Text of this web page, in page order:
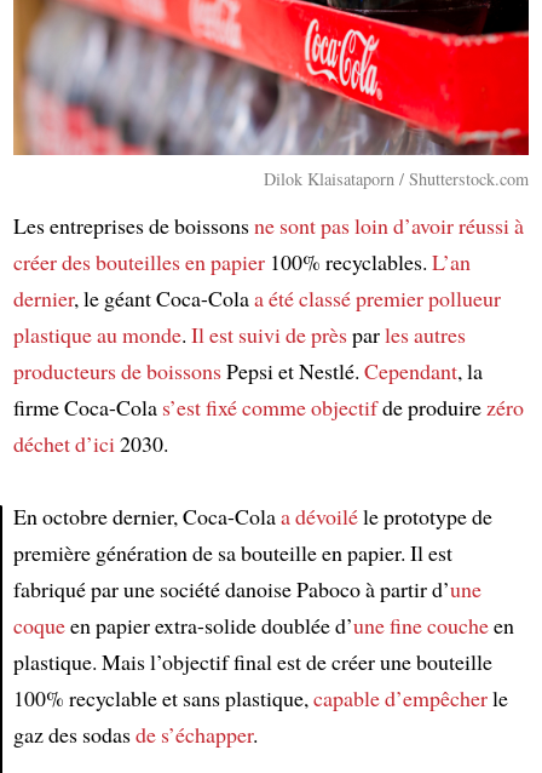
Dilok Klaisataporn / Shutterstock.com
Les entreprises de boissonsne sont pas loin d’avoir réussi à
créerdes bouteilles en papier100% recyclables. L’an
dernier, le géant Coca-Colaa été classépremier pollueur
plastique au monde. Il est suivi de prèsparles autres
producteurs de boissonsPepsi et Nestlé. Cependant, la
firme Coca-Cola s’est fixé comme objectifde produire zéro
déchetd’ici 2030.
En octobre dernier, Coca-Colaa dévoiléle prototype de
première génération de sa bouteille en papier. Il est
fabriqué par une société danoise Paboco à partir d’une
coqueen papier extra-solide doublée d’une fine coucheen
plastique. Mais l’objectif final est de créer une bouteille
100% recyclable et sans plastique, capable d’empêcherle
gaz des sodasde s’échapper.